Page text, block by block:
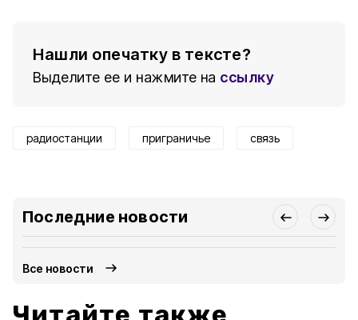
Нашли опечатку в тексте?
Выделите ее и нажмите на ссылку
радиостанции приграничье связь
Последние новости
Все новости